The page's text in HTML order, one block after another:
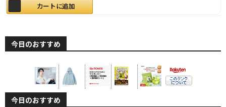
カートに追加
今日のおすすめ
今日のおすすめ